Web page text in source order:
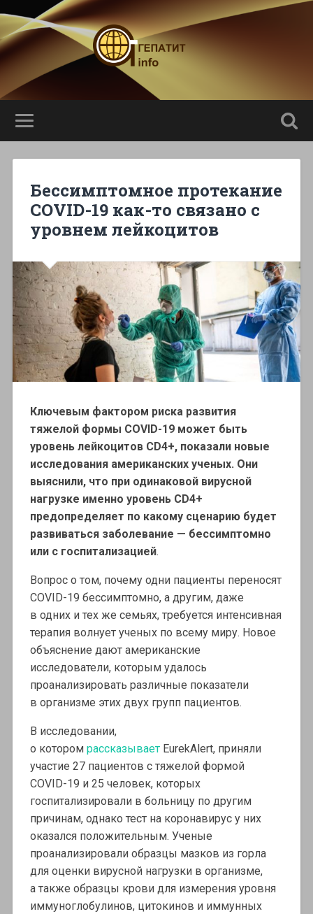
Бессимптомное протекание
COVID-19 как-то связано с
уровнем лейкоцитов
Ключевым фактором риска развития
тяжелой формы COVID-19 может быть
уровень лейкоцитов CD4+, показали новые
исследования американских ученых. Они
выяснили, что при одинаковой вирусной
нагрузке именно уровень CD4+
предопределяет по какому сценарию будет
развиваться заболевание — бессимптомно
или с госпитализацией.
Вопрос о том, почему одни пациенты переносят
COVID-19 бессимптомно, а другим, даже
в одних и тех же семьях, требуется интенсивная
терапия волнует ученых по всему миру. Новое
объяснение дают американские
исследователи, которым удалось
проанализировать различные показатели
в организме этих двух групп пациентов.
В исследовании,
о котором рассказываетEurekAlert, приняли
участие 27 пациентов с тяжелой формой
COVID-19 и 25 человек, которых
госпитализировали в больницу по другим
причинам, однако тест на коронавирус у них
оказался положительным. Ученые
проанализировали образцы мазков из горла
для оценки вирусной нагрузки в организме,
а также образцы крови для измерения уровня
иммуноглобулинов, цитокинов и иммунных